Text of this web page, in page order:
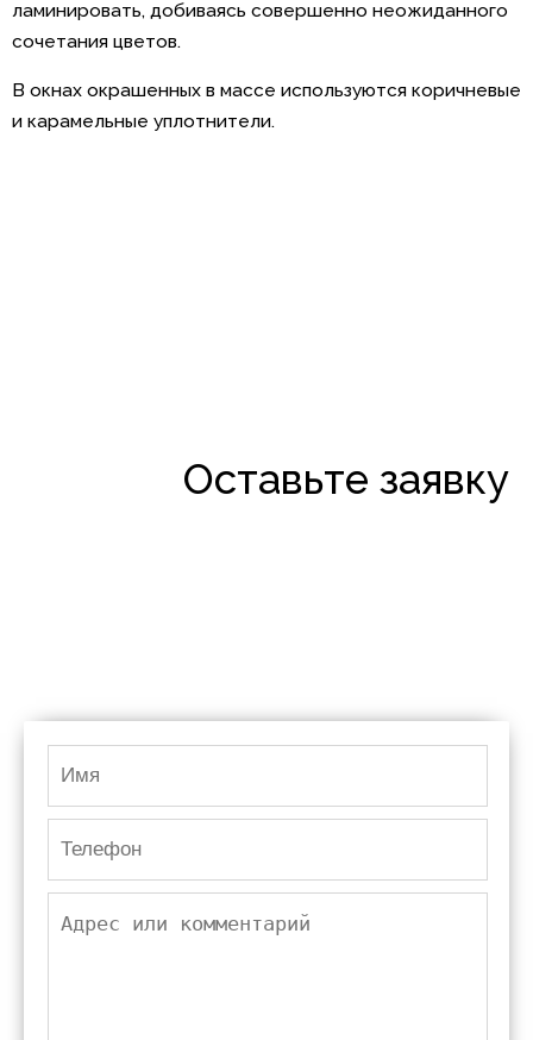
ламинировать, добиваясь совершенно неожиданного
сочетания цветов.
В окнах окрашенных в массе используются коричневые
и карамельные уплотнители.
Оставьте заявку